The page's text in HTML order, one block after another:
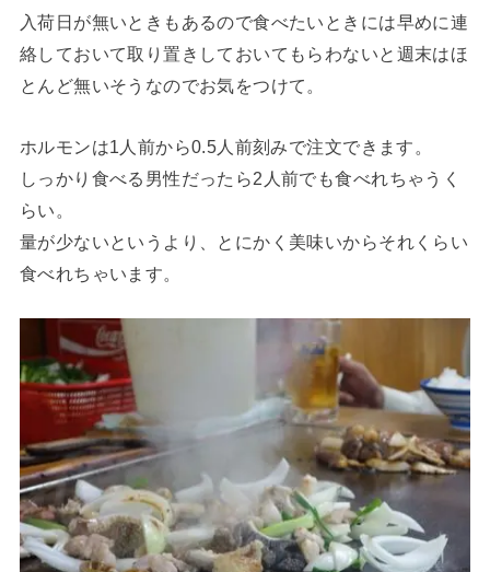
入荷日が無いときもあるので食べたいときには早めに連
絡しておいて取り置きしておいてもらわないと週末はほ
とんど無いそうなのでお気をつけて。
ホルモンは1人前から0.5人前刻みで注文できます。
しっかり食べる男性だったら2人前でも食べれちゃうく
らい。
量が少ないというより、とにかく美味いからそれくらい
食べれちゃいます。